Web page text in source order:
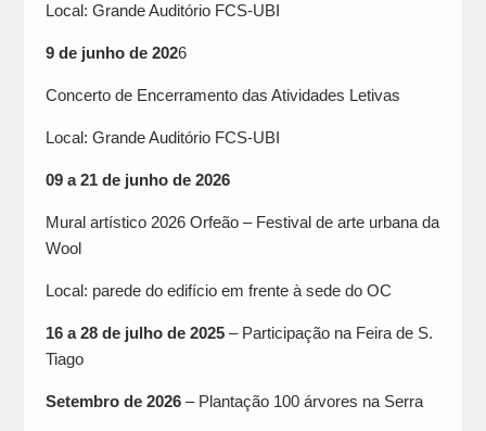
Local: Grande Auditório FCS-UBI
9 de junho de 2026
Concerto de Encerramento das Atividades Letivas
Local: Grande Auditório FCS-UBI
09 a 21 de junho de 2026
Mural artístico 2026 Orfeão – Festival de arte urbana da
Wool
Local: parede do edifício em frente à sede do OC
16 a 28 de julho de 2025– Participação na Feira de S.
Tiago
Setembro de 2026– Plantação 100 árvores na Serra